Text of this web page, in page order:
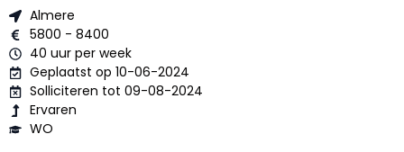
Almere
5800 - 8400
40 uur per week
Geplaatst op 10-06-2024
Solliciteren tot 09-08-2024
Ervaren
WO